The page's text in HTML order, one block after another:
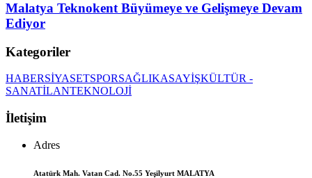
Malatya Teknokent Büyümeye ve Gelişmeye Devam
Ediyor
Kategoriler
HABERSİYASETSPORSAĞLIKASAYİŞKÜLTÜR -
SANATİLANTEKNOLOJİ
İletişim
Adres
Atatürk Mah. Vatan Cad. No.55 Yeşilyurt MALATYA